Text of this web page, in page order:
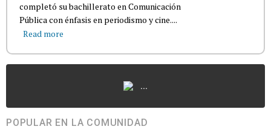
completó su bachillerato en Comunicación
Pública con énfasis en periodismo y cine....
Read more
...
POPULAR EN LA COMUNIDAD